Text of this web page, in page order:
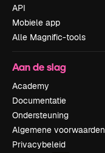
API
Mobiele app
Alle Magnific-tools
Aan de slag
Academy
Documentatie
Ondersteuning
Algemene voorwaarden
Privacybeleid